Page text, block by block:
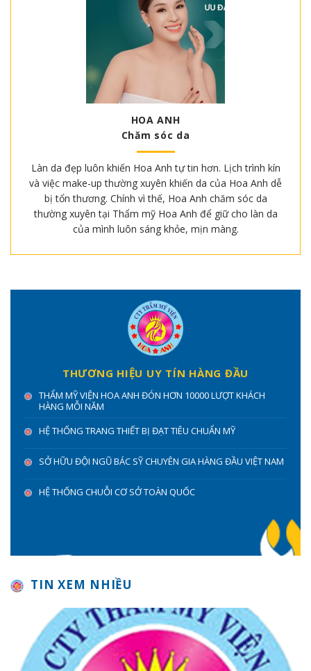
HOA ANH
Chăm sóc da
Làn da đẹp luôn khiến Hoa Anh tự tin hơn. Lịch trình kín
và việc make-up thường xuyên khiến da của Hoa Anh dễ
bị tổn thương. Chính vì thế, Hoa Anh chăm sóc da
thường xuyên tại Thẩm mỹ Hoa Anh để giữ cho làn da
của mình luôn sáng khỏe, mịn màng.
THƯƠNG HIỆU UY TÍN HÀNG ĐẦU
THẨM MỸ VIỆN HOA ANH ĐÓN HƠN 10000 LƯỢT KHÁCH
HÀNG MỖI NĂM
HỆ THỐNG TRANG THIẾT BỊ ĐẠT TIÊU CHUẨN MỸ
SỞ HỮU ĐỘI NGŨ BÁC SỸ CHUYÊN GIA HÀNG ĐẦU VIỆT NAM
HỆ THỐNG CHUỖI CƠ SỞ TOÀN QUỐC
TIN XEM NHIỀU